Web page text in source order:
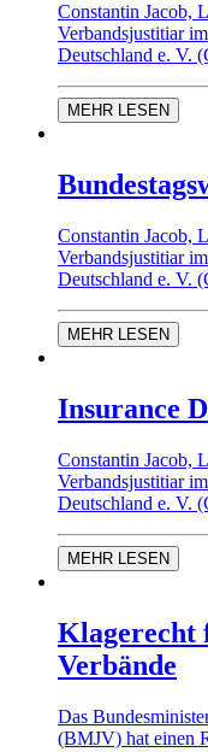
Constantin Jacob,
Verbandsjustitiar
Deutschland e. V.
MEHR LESEN
Constantin Jacob,
Verbandsjustitiar
Deutschland e.
MEHR LESEN
Insurance
Constantin Jacob,
Verbandsjustitiar
Deutschland e. V.
MEHR LESEN
Klagerecht
Verbände
Das
(BMJV) hat einen